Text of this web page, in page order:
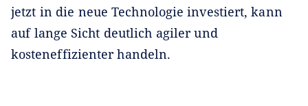
jetzt in die neue Technologie investiert, kann
auf lange Sicht deutlich agiler und
kosteneffizienter handeln.